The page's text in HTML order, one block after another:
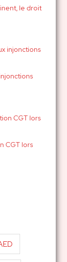
le droit
CGT lors